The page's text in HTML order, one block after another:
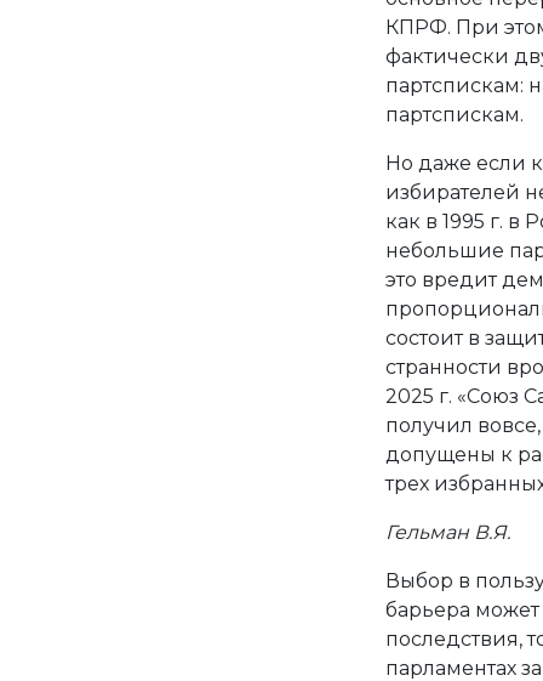
КПРФ. При
фактически
партспискам:
партспискам.
Но даже если
избирателей
как в 1995 г.
небольшие
это вредит
состоит в
странности
2025 г. «Союз
получил
допущены к
трех
Гельман В.Я.
Выбор в
барьера
последствия,
парламентах